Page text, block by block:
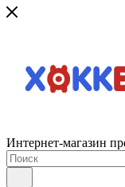
Интернет-магазин